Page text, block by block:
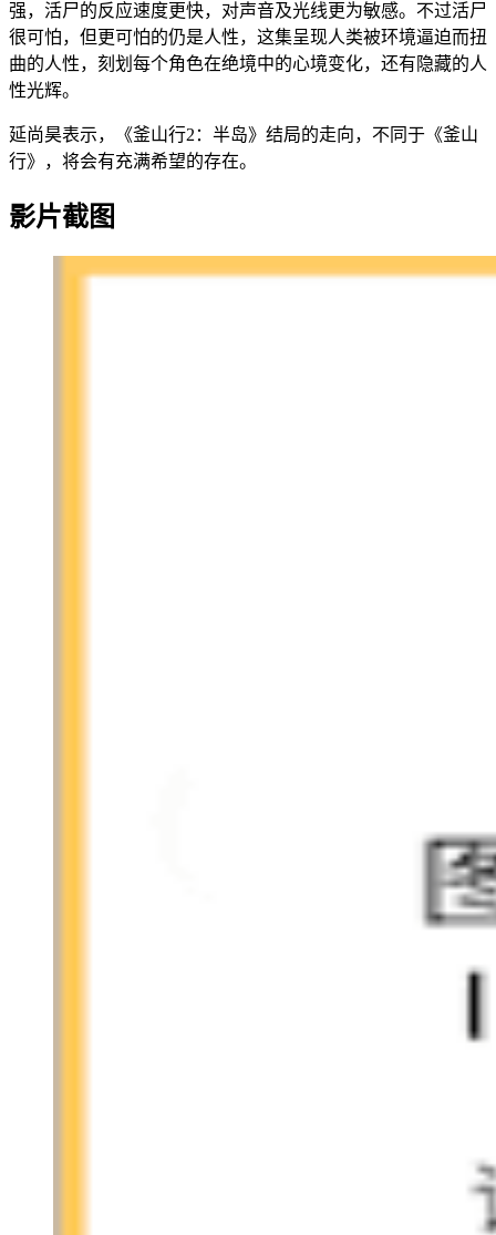
强，活尸的反应速度更快，对声音及光线更为敏感。不过活尸
很可怕，但更可怕的仍是人性，这集呈现人类被环境逼迫而扭
曲的人性，刻划每个角色在绝境中的心境变化，还有隐藏的人
性光辉。
延尚昊表示，《釜山行2：半岛》结局的走向，不同于《釜山
行》，将会有充满希望的存在。
影片截图